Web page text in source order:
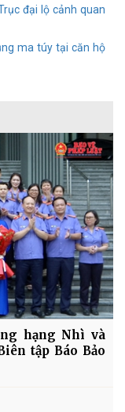
đại lộ cảnh quan
ma túy tại căn hộ
hạng Nhì và
tập Báo Bảo